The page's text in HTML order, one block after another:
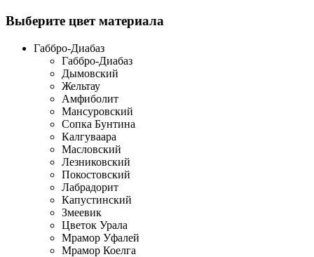
Выберите цвет материала
Габбро-Диабаз
Габбро-Диабаз
Дымовский
Жельтау
Амфиболит
Мансуровский
Сопка Бунтина
Калгуваара
Масловский
Лезниковский
Покостовский
Лабрадорит
Капустинский
Змеевик
Цветок Урала
Мрамор Уфалей
Мрамор Коелга